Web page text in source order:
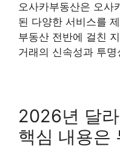
오사카부동산은 오사
된 다양한 서비스를
부동산 전반에 걸친
거래의 신속성과 투
2026년 달
핵심 내용은